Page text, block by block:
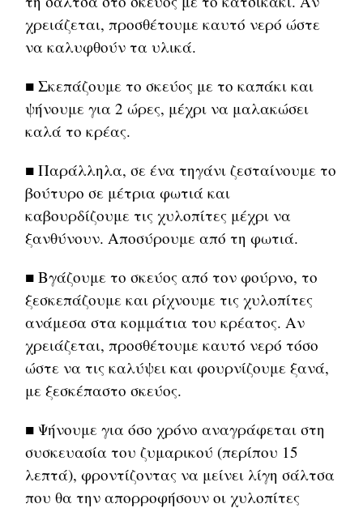
χρειάζεται, προσθέτουμε καυτό νερό ώστε
να καλυφθούν τα υλικά.
■ Σκεπάζουμε το σκεύος με το καπάκι και
ψήνουμε για 2 ώρες, μέχρι να μαλακώσει
καλά το κρέας.
■ Παράλληλα, σε ένα τηγάνι ζεσταίνουμε το
βούτυρο σε μέτρια φωτιά και
καβουρδίζουμε τις χυλοπίτες μέχρι να
ξανθύνουν. Αποσύρουμε από τη φωτιά.
■ Βγάζουμε το σκεύος από τον φούρνο, το
ξεσκεπάζουμε και ρίχνουμε τις χυλοπίτες
ανάμεσα στα κομμάτια του κρέατος. Αν
χρειάζεται, προσθέτουμε καυτό νερό τόσο
ώστε να τις καλύψει και φουρνίζουμε ξανά,
με ξεσκέπαστο σκεύος.
■ Ψήνουμε για όσο χρόνο αναγράφεται στη
συσκευασία του ζυμαρικού (περίπου 15
λεπτά), φροντίζοντας να μείνει λίγη σάλτσα
που θα την απορροφήσουν οι χυλοπίτες